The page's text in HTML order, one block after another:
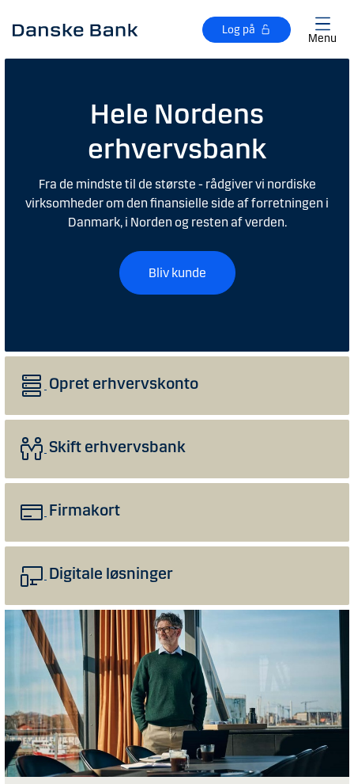
Log på
Menu
Hele Nordens
erhvervsbank
Fra de mindste til de største - rådgiver vi nordiske
virksomheder om den finansielle side af forretningen i
Danmark, i Norden og resten af verden.
Bliv kunde
Opret erhvervskonto
Skift erhvervsbank
Firmakort
Digitale løsninger